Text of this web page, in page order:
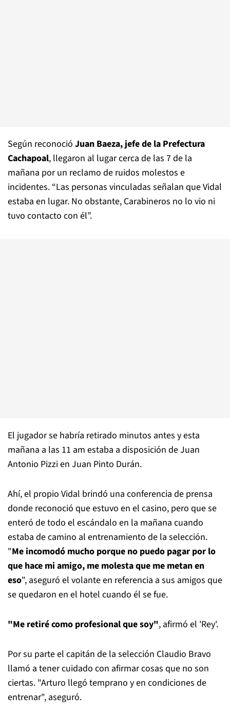
Según reconoció Juan Baeza, jefe de la Prefectura
Cachapoal, llegaron al lugar cerca de las 7 de la
mañana por un reclamo de ruidos molestos e
incidentes. “Las personas vinculadas señalan que Vidal
estaba en lugar. No obstante, Carabineros no lo vio ni
tuvo contacto con él”.
El jugador se habría retirado minutos antes y esta
mañana a las 11 am estaba a disposición de Juan
Antonio Pizzi en Juan Pinto Durán.
Ahí, el propio Vidal brindó una conferencia de prensa
donde reconoció que estuvo en el casino, pero que se
enteró de todo el escándalo en la mañana cuando
estaba de camino al entrenamiento de la selección.
"Me incomodó mucho porque no puedo pagar por lo
que hace mi amigo, me molesta que me metan en
eso", aseguró el volante en referencia a sus amigos que
se quedaron en el hotel cuando él se fue.
"Me retiré como profesional que soy", afirmó el 'Rey'.
Por su parte el capitán de la selección Claudio Bravo
llamó a tener cuidado con afirmar cosas que no son
ciertas. "Arturo llegó temprano y en condiciones de
entrenar", aseguró.